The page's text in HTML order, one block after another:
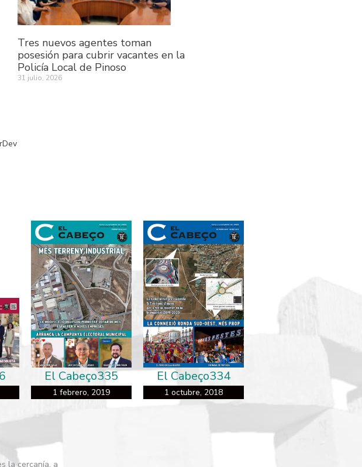
Tres nuevos agentes toman
posesión para cubrir vacantes en la
Policía Local de Pinoso
31 julio, 2026
El Cabeço335
1 febrero, 2019
El Cabeço334
1 octubre, 2018
la cercanía, a